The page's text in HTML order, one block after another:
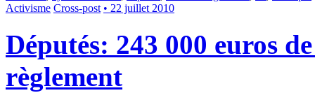
Activisme Cross-post • 22 juillet 2010
Députés: 243 000 euros
règlement